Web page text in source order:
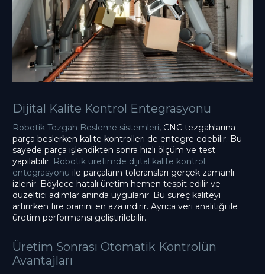
Dijital Kalite Kontrol Entegrasyonu
Robotik Tezgah Besleme sistemleri, CNC tezgahlarına
parça beslerken kalite kontrolleri de entegre edebilir. Bu
sayede parça işlendikten sonra hızlı ölçüm ve test
yapılabilir. Robotik üretimde dijital kalite kontrol
entegrasyonu ile parçaların toleransları gerçek zamanlı
izlenir. Böylece hatalı üretim hemen tespit edilir ve
düzeltici adımlar anında uygulanır. Bu süreç kaliteyi
artırırken fire oranını en aza indirir. Ayrıca veri analitiği ile
üretim performansı geliştirilebilir.
Üretim Sonrası Otomatik Kontrolün
Avantajları